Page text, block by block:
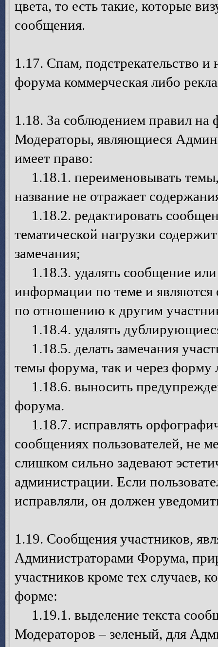
цвета, то есть такие, которые
сообщения.
1.17. Спам, подстрекательство
форума коммерческая либо
1.18. За соблюдением правил
Модераторы, являющиеся
имеет право:
1.18.1. переименовывать
название не отражает
1.18.2. редактировать
тематической нагрузки
замечания;
1.18.3. удалять сообщение
информации по теме и
по отношению к другим
1.18.4. удалять
1.18.5. делать замечания
темы форума, так и через
1.18.6. выносить
форума.
1.18.7. исправлять
сообщениях пользователей, не
слишком сильно задевают
администрации. Если
исправляли, он должен
1.19. Сообщения участников,
Администраторами Форума,
участников кроме тех случаев,
форме:
1.19.1. выделение текста
Модераторов – зеленый, для